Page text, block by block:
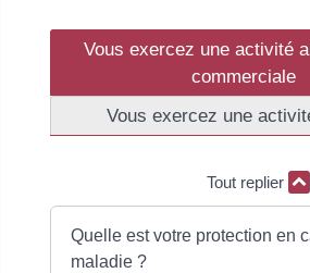
Vous exercez une activité
commerciale
Vous exercez une
Tout replier
Quelle est votre protection en
maladie ?